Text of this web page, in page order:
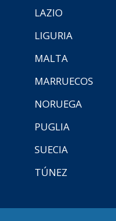
LAZIO
LIGURIA
MALTA
MARRUECOS
NORUEGA
PUGLIA
SUECIA
TÚNEZ